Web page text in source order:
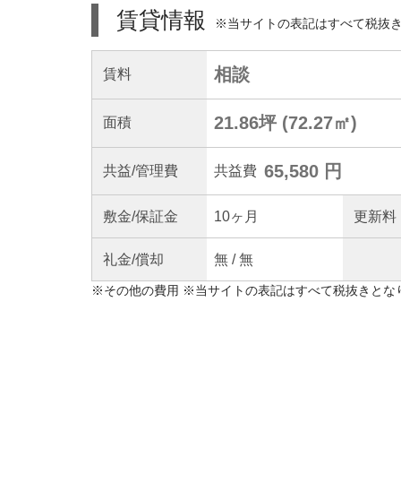
賃貸情報 ※当サイトの表記はすべて税抜
賃料 相談
面積 21.86坪 (72.27㎡)
共益/管理費 共益費 65,580 円
敷金/保証金 10ヶ月 更新料
礼金/償却 無 /無
※その他の費用 ※当サイトの表記はすべて税抜きとな